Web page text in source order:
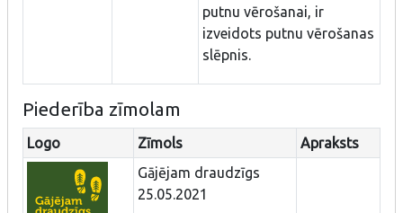
putnu vērošanai, ir
izveidots putnu vērošanas
slēpnis.
Piederība zīmolam
Logo Zīmols
Apraksts
Gājējam draudzīgs
25.05.2021